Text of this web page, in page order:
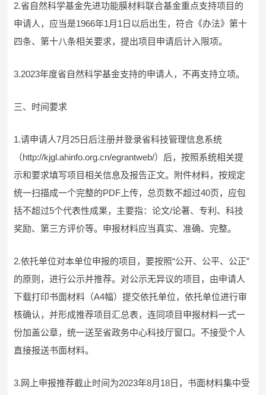
2.省自然科学基金先进功能膜材料联合基金重点支持项目的
申请人，应当是1966年1月1日以后出生，符合《办法》第十
四条、第十八条相关要求，提出项目申请后计入限项。
3.2023年度省自然科学基金支持的申请人，不再支持立项。
三、时间要求
1.请申请人7月25日后注册并登录省科技管理信息系统
（http://kjgl.ahinfo.org.cn/egrantweb/）后，按照系统相关提
示和要求填写项目相关信息及报告正文。附件材料，按规定
统一扫描成一个完整的PDF上传，总页数不超过40页，应包
括不超过5个代表性成果，主要指：论文/论著、专利、科技
奖励、第三方评价等。申报材料应当真实、准确、完整。
2.依托单位对本单位申报的项目，要按照“公开、公平、公正”
的原则，进行公示并推荐。对公示无异议的项目，由申请人
下载打印书面材料（A4幅）提交依托单位，依托单位进行审
核确认，并形成推荐项目汇总表，连同项目申报材料一式一
份加盖公章，统一送至省政务中心科技厅窗口。不接受个人
直接报送书面材料。
3.网上申报推荐截止时间为2023年8月18日，书面材料集中受